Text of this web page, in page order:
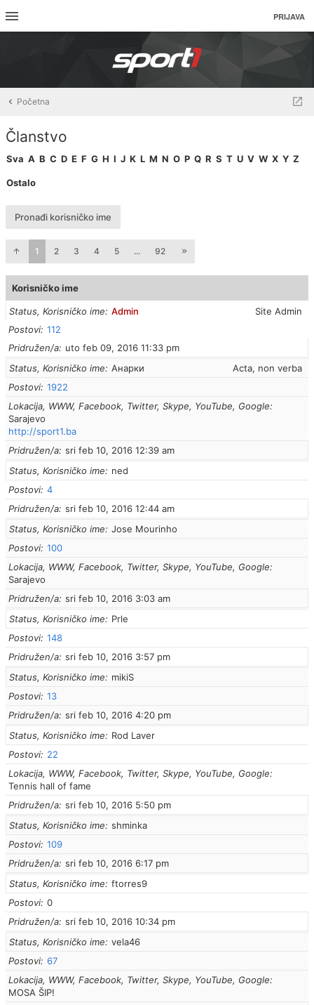
PRIJAVA
Početna
Članstvo
Sva A B C D E F G H I J K L M N O P Q R S T U V W X Y Z
Ostalo
Pronađi korisničko ime
1 2 3 4 5 ... 92
Korisničko ime
Status, Korisničko ime Site Admin
Admin
Postovi 112
Pridružen/a
uto feb 09, 2016 11:33 pm
Status, Korisničko ime
Acta, non verba
Анарки
Postovi 1922
Lokacija, WWW, Facebook, Twitter, Skype, YouTube, Google
Sarajevo
http://sport1.ba
Pridružen/a sri feb 10, 2016 12:39 am
Status, Korisničko ime
ned
Postovi 4
Pridružen/a sri feb 10, 2016 12:44 am
Status, Korisničko ime
Jose Mourinho
Postovi 100
Lokacija, WWW, Facebook, Twitter, Skype, YouTube, Google
Sarajevo
Pridružen/a sri feb 10, 2016 3:03 am
Status, Korisničko ime
Prle
Postovi 148
Pridružen/a sri feb 10, 2016 3:57 pm
Status, Korisničko ime
mikiS
Postovi 13
Pridružen/a sri feb 10, 2016 4:20 pm
Status, Korisničko ime
Rod Laver
Postovi
22
Lokacija, WWW, Facebook, Twitter, Skype, YouTube, Google
Tennis hall of fame
Pridružen/a sri feb 10, 2016 5:50 pm
Status, Korisničko ime
shminka
Postovi 109
Pridružen/a sri feb 10, 2016 6:17 pm
Status, Korisničko ime
ftorres9
Postovi 0
Pridružen/a sri feb 10, 2016 10:34 pm
Status, Korisničko ime
vela46
Postovi 67
Lokacija, WWW, Facebook, Twitter, Skype, YouTube, Google
MOSA ŠIP!